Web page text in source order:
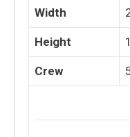
Width
Height
Crew